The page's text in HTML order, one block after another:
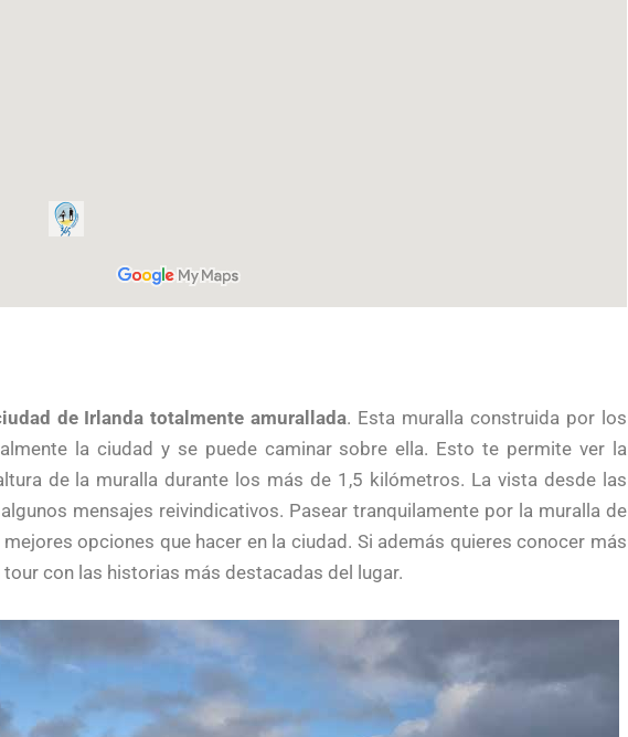
de Irlanda totalmente amurallada. Esta muralla construida por los
la ciudad y se puede caminar sobre ella. Esto te permite ver la
de la muralla durante los más de 1,5 kilómetros. La vista desde las
mensajes reivindicativos. Pasear tranquilamente por la muralla de
opciones que hacer en la ciudad. Si además quieres conocer más
con las historias más destacadas del lugar.